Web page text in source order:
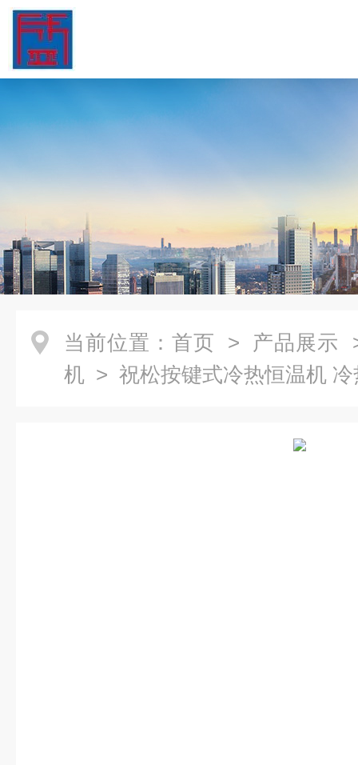
当前位置： 首页 > 产品展示
机 > 祝松按键式冷热恒温机